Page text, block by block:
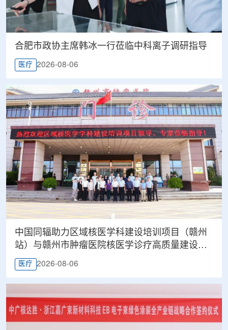
合肥市政协主席韩冰一行莅临中科离子调研指导
医疗 2026-08-06
中国同辐助力区域核医学科建设培训项目（赣州
站）与赣州市肿瘤医院核医学诊疗高质量建设项
目同步启动
医疗 2026-08-06